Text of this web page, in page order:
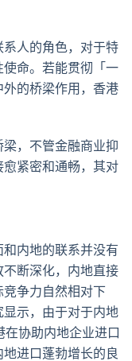
人的角色，对于特
命。若能贯彻「一
的桥梁作用，香港
，不管金融商业抑
紧密和通畅，其对
内地的联系并没有
断深化，内地直接
争力自然相对下
示，由于对于内地
协助内地企业进口
进口蓬勃增长的良